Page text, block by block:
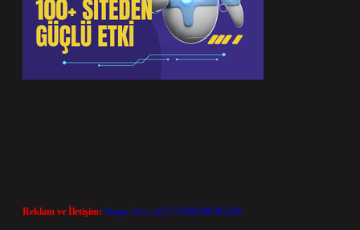
Reklam ve İletişim: Skype: live:.cid.575569c608265c69